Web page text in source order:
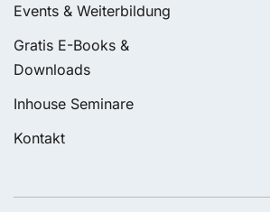
Events & Weiterbildung
Gratis E-Books &
Downloads
Inhouse Seminare
Kontakt